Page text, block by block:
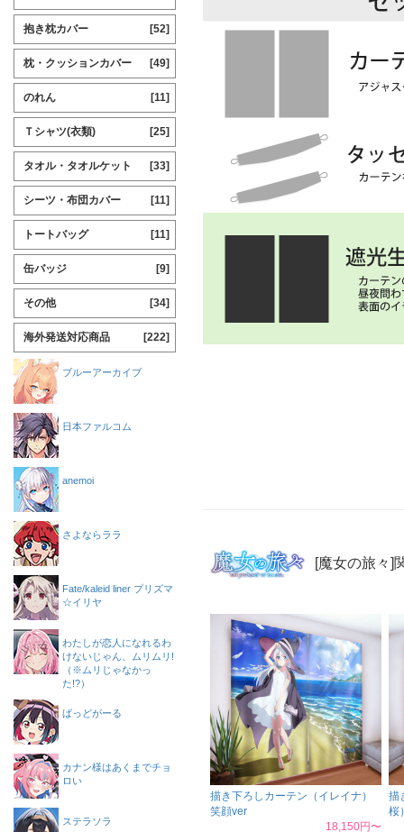
[魔女の旅々]
描き下ろしカーテン（イレイナ）
笑顔ver
18,150円〜
描
桜
抱き枕カバー [52]
枕・クッションカバー [49]
のれん [11]
Ｔシャツ(衣類) [25]
タオル・タオルケット [33]
シーツ・布団カバー [11]
トートバッグ [11]
缶バッジ [9]
その他 [34]
海外発送対応商品 [222]
ブルーアーカイブ
日本ファルコム
anemoi
さよならララ
Fate/kaleid liner プリズマ
☆イリヤ
わたしが恋人になれるわ
けないじゃん、ムリムリ!
（※ムリじゃなかっ
た!?）
ばっどがーる
カナン様はあくまでチョ
ロい
ステラソラ